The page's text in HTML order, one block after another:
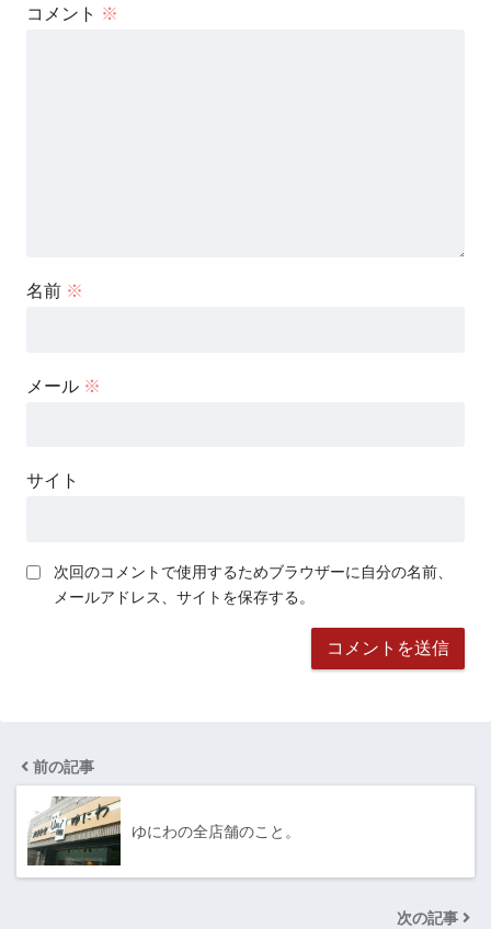
コメント ※
名前 ※
メール ※
サイト
次回のコメントで使用するためブラウザーに自分の名前、
メールアドレス、サイトを保存する。
前の記事
ゆにわの全店舗のこと。
次の記事